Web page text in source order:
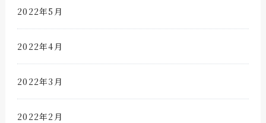
2022年5月
2022年4月
2022年3月
2022年2月